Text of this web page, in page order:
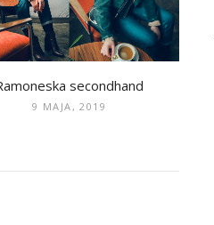
secondhand
9 MAJA, 2019